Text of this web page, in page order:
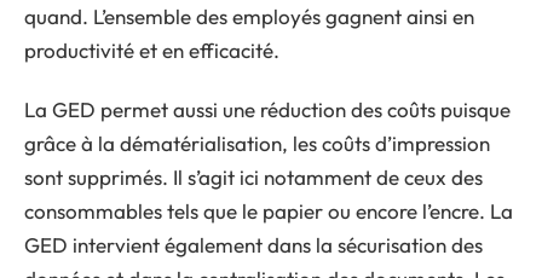
quand. L’ensemble des employés gagnent ainsi en
productivité et en efficacité.
La GED permet aussi une réduction des coûts puisque
grâce à la dématérialisation, les coûts d’impression
sont supprimés. Il s’agit ici notamment de ceux des
consommables tels que le papier ou encore l’encre. La
GED intervient également dans la sécurisation des